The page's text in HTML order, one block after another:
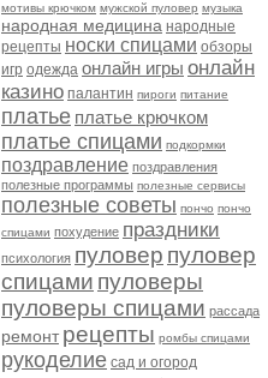
мотивы крючком мужской пуловер музыка
народная медицина народные
рецепты носки спицами обзоры
игр одежда онлайн игры онлайн
казино палантин пироги питание
платье платье крючком
платье спицами подкормки
поздравление поздравления
полезные программы полезные сервисы
полезные советы пончо пончо
спицами похудение праздники
психология пуловер пуловер
спицами пуловеры
пуловеры спицами рассада
ремонт рецепты ромбы спицами
рукоделие сад и огород